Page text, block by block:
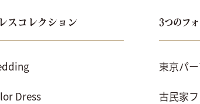
スコレクション
Dress
3つのフ
東京パ
古民家